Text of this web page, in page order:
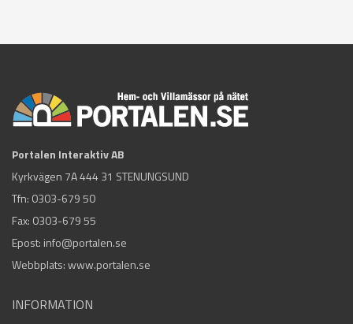
Portalen Interaktiv AB
Kyrkvägen 7A 444 31 STENUNGSUND
Tfn: 0303-679 50
Fax: 0303-679 55
Epost: info@portalen.se
Webbplats: www.portalen.se
INFORMATION